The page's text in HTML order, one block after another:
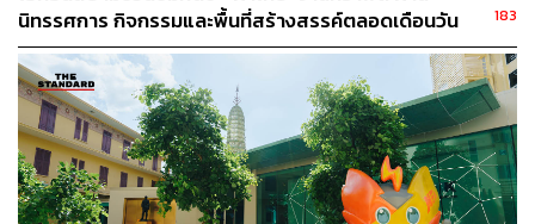
สัมผัสอย่างใกล้ชิด นำโดย Mercedes-Maybach EQS 680
SUV อัครยานยนต์ไฟฟ้ารุ่นแรกภายใต้แบรนด์ Mercedes-
Maybach ที่มอบประสบการณ์การเดินทางอย่างสง่างามและ
สมบูรณ์แบบ พร้อมสัมผัสความวิจิตรสวยงามของดีไซน์ที่
ผสานความหรูหราและล้ำสมัยได้อย่างลงตัว
สำหรับผู้ที่ชื่นชอบความแข็งแกร่งต้องไม่พลาด G-Class โฉม
นิทรรศการ กิจกรรมและพื้นที่สร้างสรรค์ตลอดเดือนวัน
แม่ [ADVERTORIAL]
183